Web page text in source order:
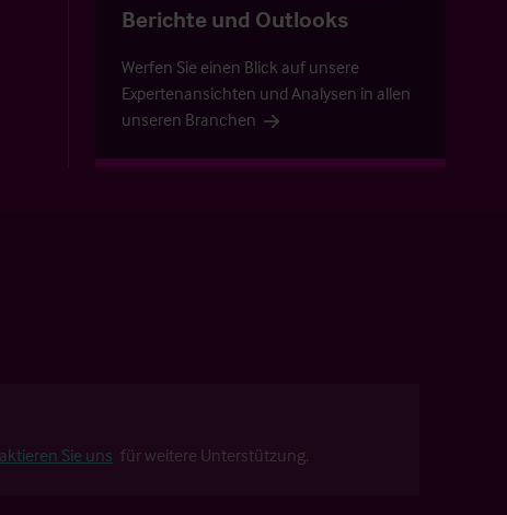
Berichte und Outlooks
Werfen Sie einen Blick auf unsere
Expertenansichten und Analysen in allen
unseren Branchen
Sie uns für weitere Unterstützung.